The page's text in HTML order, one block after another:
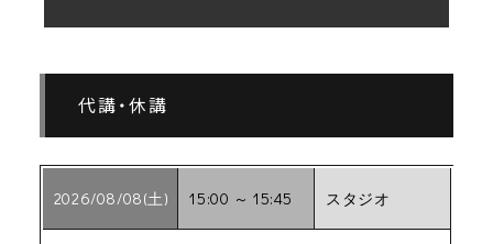
代講・休講
2026/08/08(土) 15:00 ～ 15:45 スタジオ